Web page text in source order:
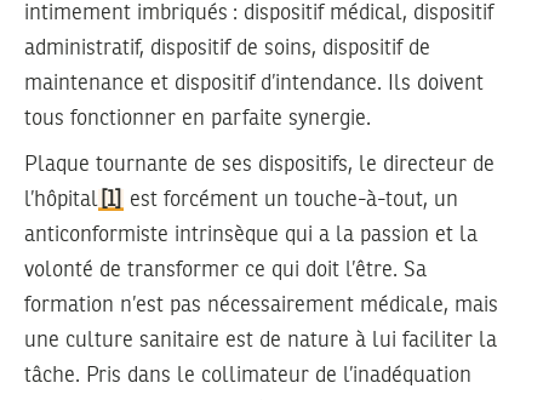
intimement imbriqués : dispositif médical, dispositif
administratif, dispositif de soins, dispositif de
maintenance et dispositif d’intendance. Ils doivent
tous fonctionner en parfaite synergie.
Plaque tournante de ses dispositifs, le directeur de
l’hôpital [1]
est forcément un touche-à-tout, un
anticonformiste intrinsèque qui a la passion et la
volonté de transformer ce qui doit l’être. Sa
formation n’est pas nécessairement médicale, mais
une culture sanitaire est de nature à lui faciliter la
tâche. Pris dans le collimateur de l’inadéquation